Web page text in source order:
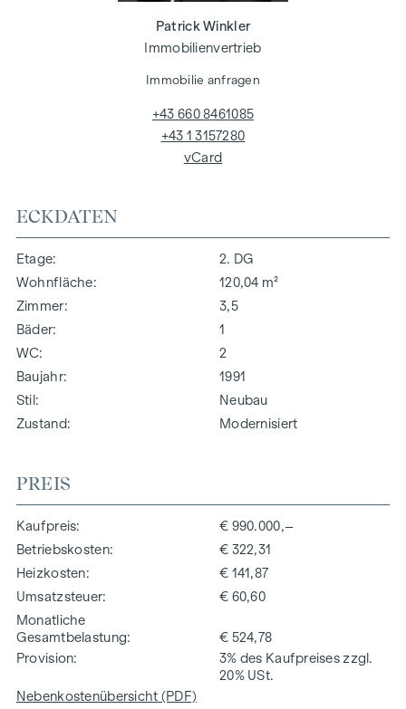
ECKDATEN
Etage
2. DG
Wohnfläche
120,04 m²
Zimmer
3,5
Bäder
1
WC
2
Baujahr
1991
Stil
Neubau
Zustand
Modernisiert
PREIS
Kaufpreis
€ 990.000,–
Betriebskosten
€ 322,31
Heizkosten
€ 141,87
Umsatzsteuer
€ 60,60
Monatliche
Gesamtbelastung
€ 524,78
Provision
3% des Kaufpreises zzgl.
20% USt.
Nebenkostenübersicht (PDF)
Patrick Winkler
Immobilienvertrieb
Immobilie anfragen
+43 660 8461085
+43 1 3157280
vCard